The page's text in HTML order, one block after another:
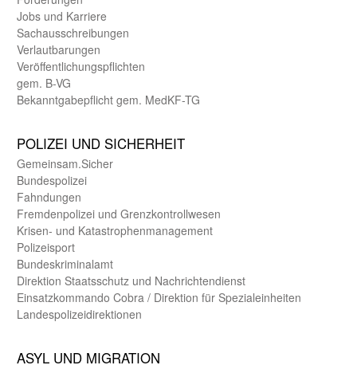
Jobs und Karriere
Sachaus­schreibungen
Verlautbarungen
Veröffentlichungspflichten
gem. B-VG
Bekanntgabepflicht gem. MedKF-TG
POLIZEI UND SICHER­HEIT
Gemein­sam.Sicher
Bundes­polizei
Fahndungen
Fremdenpolizei und Grenzkontrollwesen
Krisen- und Katastrophen­management
Polizeisport
Bundes­kriminal­amt
Direktion Staats­schutz und Nach­richten­dienst
Einsatz­kommando Cobra / Direktion für Spezialeinheiten
Landes­polizei­direk­tionen
ASYL UND MIGRA­TION